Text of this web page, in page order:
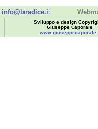
info@laradice.it
Sviluppo e design
Giuseppe Caporale